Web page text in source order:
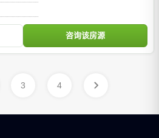
咨询该房源
3 4